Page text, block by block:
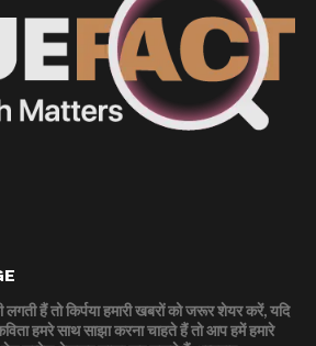
हैं तो किर्पया हमारी खबरों को जरूर शेयर करें, यदि
हमरे साथ साझा करना चाहते हैं तो आप हमें हमारे